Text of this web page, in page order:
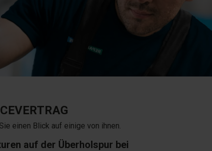
einen Blick auf einige von ihnen.
auf der Überholspur bei